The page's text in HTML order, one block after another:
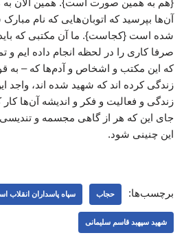
آن‌ها بپرسید که اتوبان‌هایی که نام
شده است {کجاست}. ما آن مکتبی که باید
صرفا کاری را در لحظه انجام داده ایم
که این مکتب و اشخاص و آدم‌ها که – به
زندگی کرده اند که شهید شده اند،
زندگی و فعالیت و فکر و اندیشه آن‌ها کار
جای این که هر از گاهی مجسمه و
این چنینی شود.
برچسب‌ها: حجاب سپاه پاسداران انقلاب
شهید سپهبد قاسم سلیمانی